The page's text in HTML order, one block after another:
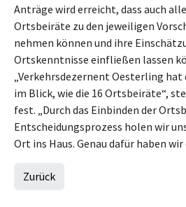
Anträge wird erreicht, dass auch
Ortsbeiräte zu den jeweiligen
nehmen können und ihre
Ortskenntnisse einfließen lassen
„Verkehrsdezernent Oesterling
im Blick, wie die 16 Ortsbeiräte“,
fest. „Durch das Einbinden der
Entscheidungsprozess holen wir
Ort ins Haus. Genau dafür haben wir
Zurück